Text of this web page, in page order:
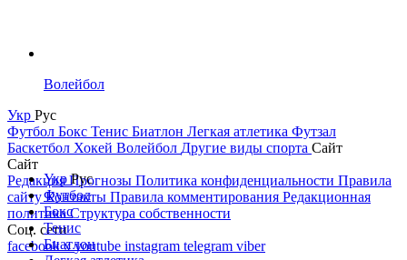
Волейбол
Укр Рус
Футбол Бокс Тенис Биатлон Легкая атлетика Футзал
Баскетбол Хокей Волейбол Другие виды спорта Сайт
Сайт
РедакцияПрогнозы Политика конфиденциальности Правила
сайтуКонтакты Правила комментирования Редакционная
политикаСтруктура собственности
Соц. сети
facebookxyoutube instagram telegram viber
УкрРус
Футбол
Бокс
Тенис
Биатлон